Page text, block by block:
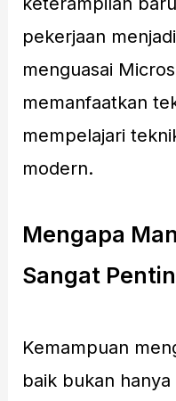
pekerjaan
menguasai
memanfaatkan
mempelajari
modern.
Mengapa
Sangat
Kemampuan
baik bukan